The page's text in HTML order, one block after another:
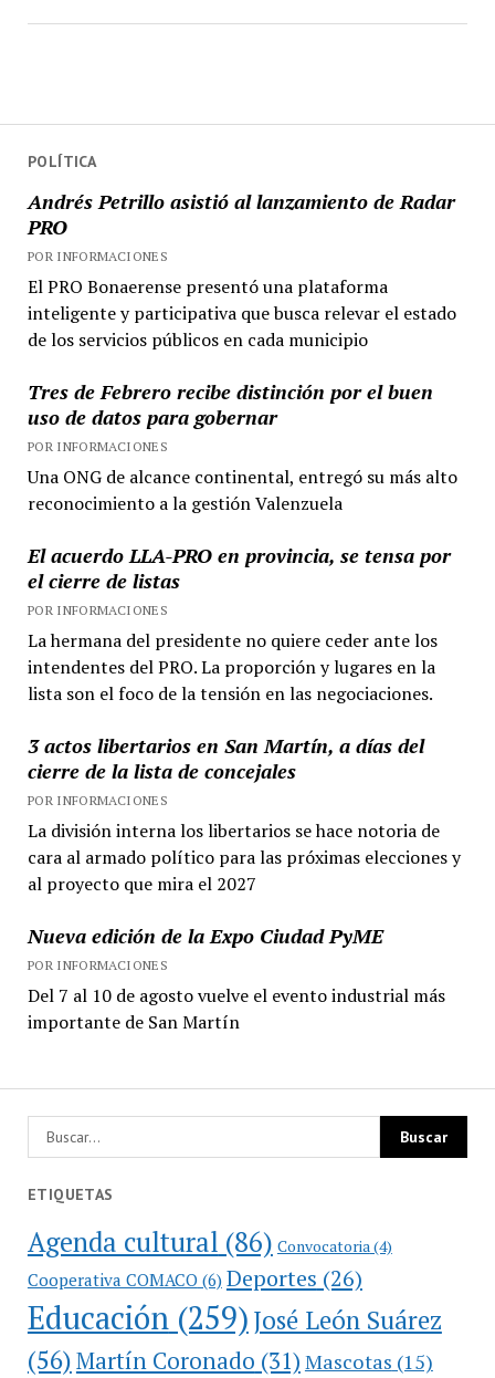
POLÍTICA
Andrés Petrillo asistió al lanzamiento de Radar
PRO
POR INFORMACIONES
El PRO Bonaerense presentó una plataforma
inteligente y participativa que busca relevar el estado
de los servicios públicos en cada municipio
Tres de Febrero recibe distinción por el buen
uso de datos para gobernar
POR INFORMACIONES
Una ONG de alcance continental, entregó su más alto
reconocimiento a la gestión Valenzuela
El acuerdo LLA-PRO en provincia, se tensa por
el cierre de listas
POR INFORMACIONES
La hermana del presidente no quiere ceder ante los
intendentes del PRO. La proporción y lugares en la
lista son el foco de la tensión en las negociaciones.
3 actos libertarios en San Martín, a días del
cierre de la lista de concejales
POR INFORMACIONES
La división interna los libertarios se hace notoria de
cara al armado político para las próximas elecciones y
al proyecto que mira el 2027
Nueva edición de la Expo Ciudad PyME
POR INFORMACIONES
Del 7 al 10 de agosto vuelve el evento industrial más
importante de San Martín
ETIQUETAS
Agenda cultural (86) Convocatoria (4)
Cooperativa COMACO(6) Deportes (26)
Educación(259)José León Suárez
(56)Martín Coronado (31) Mascotas (15)